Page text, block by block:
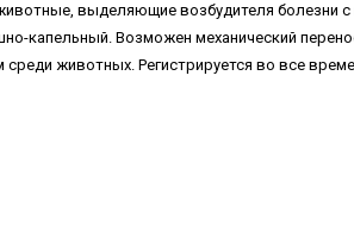
выделяющие возбудителя болезни
капельный. Возможен механический
животных. Регистрируется во все